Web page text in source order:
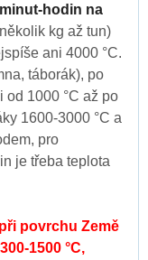
hodin na
kg až tun)
ani 4000 °C.
táborák), po
od 1000 °C až po
1600-3000 °C a
pro
je třeba teplota
povrchu Země
1500 °C,